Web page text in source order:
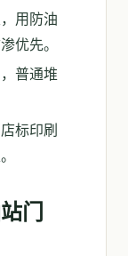
用防油
优先。
普通堆
标印刷
门